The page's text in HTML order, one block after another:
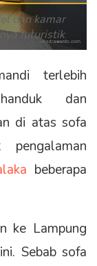
dan kamar
futuristik
terlebih
dan
di atas sofa
beberapa
ke Lampung
Sebab sofa